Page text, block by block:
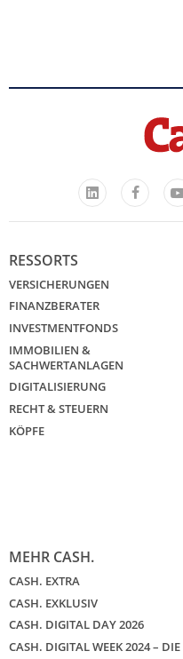
LinkedIn
RESSORTS
VERSICHERUNGEN
FINANZBERATER
INVESTMENTFONDS
IMMOBILIEN &
SACHWERTANLAGEN
DIGITALISIERUNG
RECHT & STEUERN
KÖPFE
MEHR CASH.
CASH. EXTRA
CASH. EXKLUSIV
CASH. DIGITAL DAY 2026
CASH. DIGITAL WEEK 2024 –